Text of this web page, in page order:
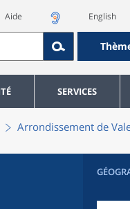
Aide English
SERVICES
Arrondissement de